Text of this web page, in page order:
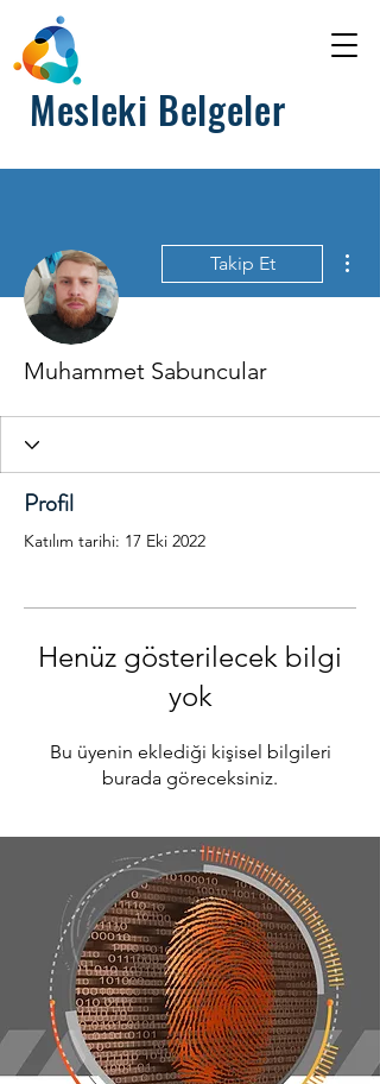
Mesleki Belgeler
Takip Et
Muhammet Sabuncular
Profil
Katılım tarihi: 17 Eki 2022
Henüz gösterilecek bilgi
yok
Bu üyenin eklediği kişisel bilgileri
burada göreceksiniz.